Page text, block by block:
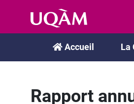
Accueil La
Rapport